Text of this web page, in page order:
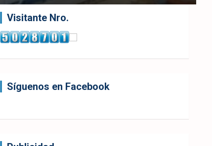
Visitante Nro.
Síguenos en Facebook